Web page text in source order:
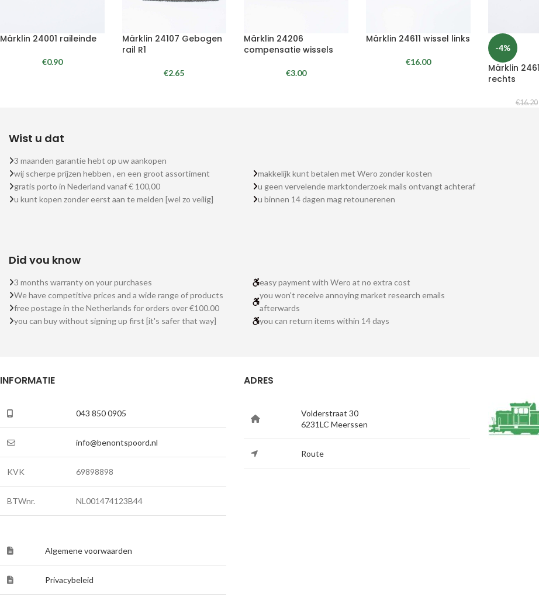
Märklin 24001 raileinde
€0.90
Märklin 24107 Gebogen
rail R1
€2.65
Märklin 24206
compensatie wissels
€3.00
Märklin 24611 wissel links
€16.00
-4%
Märklin
rechts
€16.20
Wist u dat
3 maanden garantie hebt op uw aankopen
wij scherpe prijzen hebben , en een groot assortiment
gratis porto in Nederland vanaf € 100,00
u kunt kopen zonder eerst aan te melden [wel zo veilig]
makkelijk kunt betalen met Wero zonder kosten
u geen vervelende marktonderzoek mails ontvangt achteraf
u binnen 14 dagen mag retounerenen
Did you know
3 months warranty on your purchases
We have competitive prices and a wide range of products
free postage in the Netherlands for orders over €100.00
you can buy without signing up first [it's safer that way]
easy payment with Wero at no extra cost
you won't receive annoying market research emails
afterwards
you can return items within 14 days
INFORMATIE
043 850 0905
info@benontspoord.nl
KVK 69898898
BTWnr. NL001474123B44
Algemene voorwaarden
Privacybeleid
ADRES
Volderstraat 30
6231LC Meerssen
Route